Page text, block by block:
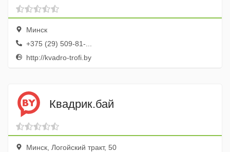
Минск
+375 (29) 509-81-...
http://kvadro-trofi.by
Квадрик.бай
Минск, Логойский тракт, 50